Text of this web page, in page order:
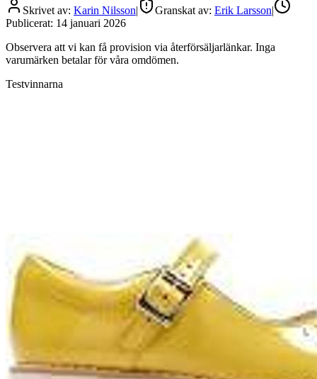
Skrivet av: Karin Nilsson| Granskat av: Erik Larsson|
Publicerat: 14 januari 2026
Observera att vi kan få provision via återförsäljarlänkar. Inga
varumärken betalar för våra omdömen.
Testvinnarna